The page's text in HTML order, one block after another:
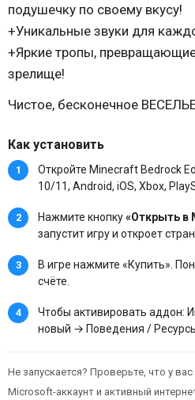
подушечку по своему вкусу!
+Уникальные звуки для
+Яркие тропы,
зрелище!
Чистое, бесконечное
Как установить
Откройте Minecraft Bedrock
10/11, Android, iOS, Xbox,
Нажмите кнопку«Открыть в
запустит игру и откроет
В игре нажмите «Купить».
счёте.
Чтобы активировать аддон:
новый → Поведения /
Не запускается? Проверьте, что у
Microsoft-аккаунт и активный